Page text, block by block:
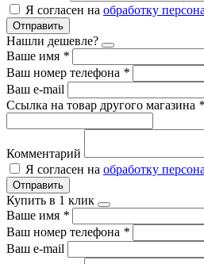
Я согласен на обработку
Отправить
Нашли дешевле?
Ваше имя *
Ваш номер телефона *
Ваш e-mail
Ссылка на товар другого магазина *
Комментарий
Я согласен на обработку
Отправить
Купить в 1 клик
Ваше имя *
Ваш номер телефона *
Ваш e-mail